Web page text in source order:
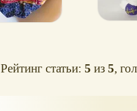
Рейтинг статьи:5 из5,